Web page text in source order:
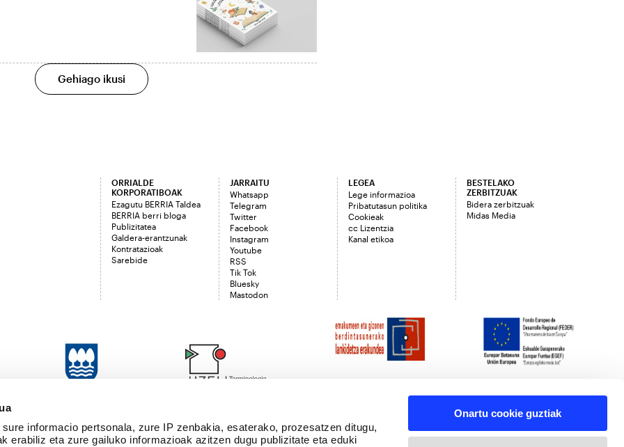
sure informacio pertsonala, zure IP zenbakia, esaterako, prozesatzen ditugu,
erabiliz eta zure gailuko informazioak azitzen dugu publizitate eta eduki
Onartu cookie guztiak
Gehiago ikusi
ORRIALDE
KORPORATIBOAK
Ezagutu BERRIA Taldea
BERRIA berri bloga
Publizitatea
Galdera-erantzunak
Kontratazioak
Sarebide
JARRAITU
Whatsapp
Telegram
Twitter
Facebook
Instagram
Youtube
RSS
Tik Tok
Bluesky
Mastodon
LEGEA
Lege informazioa
Pribatutasun politika
Cookieak
cc Lizentzia
Kanal etikoa
BESTELAKO
ZERBITZUAK
Bidera zerbitzuak
Midas Media